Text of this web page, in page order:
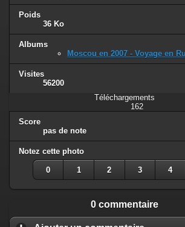
Poids
36 Ko
Albums
Moscou en 2007 - Voyage en
Visites
56200
Téléchargements
162
Score
pas de note
Notez cette photo
0 1 2 3 4
0 commentaire